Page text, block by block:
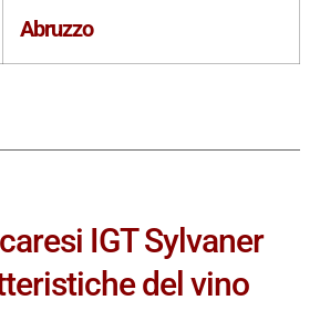
Abruzzo
IGT Sylvaner
del vino